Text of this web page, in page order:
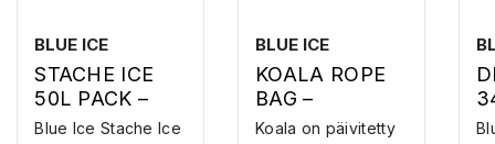
BLUE ICE
STACHE ICE
50L PACK –
KIIPEILYREPPU
Blue Ice Stache Ice
BLUE ICE
KOALA ROPE
BAG –
KÖYSIKASSI
Koala on päivitetty